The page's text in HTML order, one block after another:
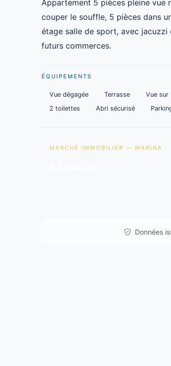
Appartement 5 pièces pleine vue
couper le souffle, 5 pièces dans
étage salle de sport, avec jacuzzi
futurs commerces.
ÉQUIPEMENTS
Vue dégagée Terrasse Vue sur
2 toilettes
Abri sécurisé
MARCHÉ IMMOBILIER — MARINA
Données